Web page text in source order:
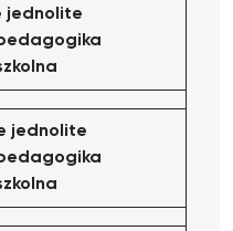
jednolite
jednolite